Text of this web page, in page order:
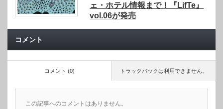
ェ・ホテル情報まで！『LifTe』
vol.06が発売
コメント
トラックバックは利用できません。
コメント (0)
この記事へのコメントはありません。